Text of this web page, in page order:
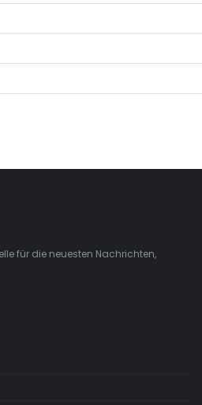
für die neuesten Nachrichten,